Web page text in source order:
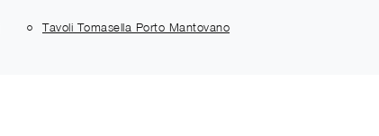
Tavoli Tomasella Porto Mantovano